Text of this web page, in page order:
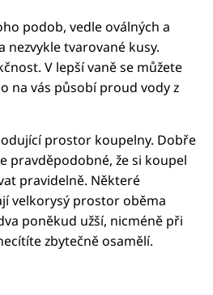
podob, vedle oválných a
nezvykle tvarované kusy.
V lepší vaně se můžete
na vás působí proud vody z
prostor koupelny. Dobře
pravděpodobné, že si koupel
pravidelně. Některé
velkorysý prostor oběma
poněkud užší, nicméně při
zbytečně osamělí.